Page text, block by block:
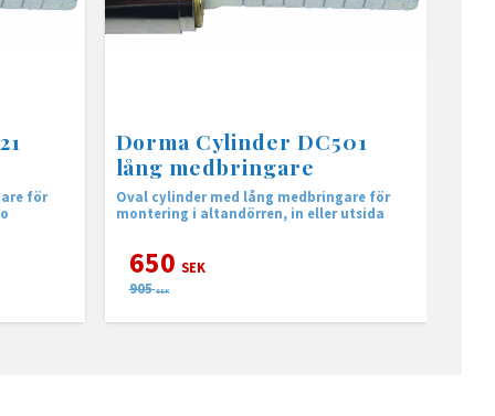
för
Dorma Cylinder DC501
lång medbringare
Oval cylinder med lång medbringare för
montering i altandörren, in eller utsida​
650 SEK
905 SEK